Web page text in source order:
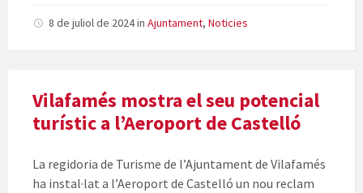
8 de juliol de 2024in Ajuntament, Noticies
Vilafamés mostra el seu potencial
turístic a l’Aeroport de Castelló
La regidoria de Turisme de l’Ajuntament de Vilafamés
ha instal·lat a l’Aeroport de Castelló un nou reclam